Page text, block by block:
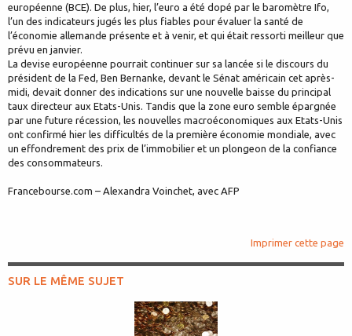
européenne (BCE). De plus, hier, l’euro a été dopé par le baromètre Ifo,
l’un des indicateurs jugés les plus fiables pour évaluer la santé de
l’économie allemande présente et à venir, et qui était ressorti meilleur que
prévu en janvier.
La devise européenne pourrait continuer sur sa lancée si le discours du
président de la Fed, Ben Bernanke, devant le Sénat américain cet après-
midi, devait donner des indications sur une nouvelle baisse du principal
taux directeur aux Etats-Unis. Tandis que la zone euro semble épargnée
par une future récession, les nouvelles macroéconomiques aux Etats-Unis
ont confirmé hier les difficultés de la première économie mondiale, avec
un effondrement des prix de l’immobilier et un plongeon de la confiance
des consommateurs.
Francebourse.com – Alexandra Voinchet, avec AFP
Imprimer cette page
SUR LE MÊME SUJET